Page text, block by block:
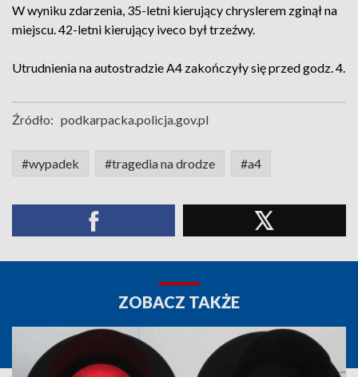
W wyniku zdarzenia, 35-letni kierujący chryslerem zginął na
miejscu. 42-letni kierujący iveco był trzeźwy.
Utrudnienia na autostradzie A4 zakończyły się przed godz. 4.
Źródło: podkarpacka.policja.gov.pl
#wypadek #tragedia na drodze #a4
ZOBACZ TAKŻE